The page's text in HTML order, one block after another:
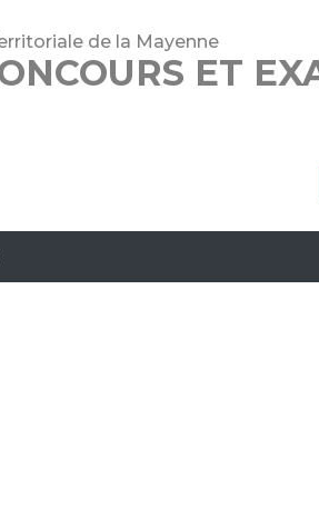
de la Mayenne
ET